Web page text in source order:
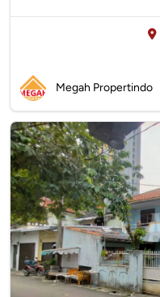
Megah Propertindo